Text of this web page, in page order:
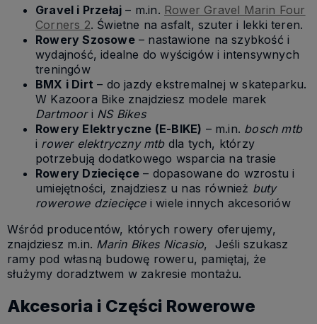
Gravel i Przełaj – m.in. Rower Gravel Marin Four
Corners 2. Świetne na asfalt, szuter i lekki teren.
Rowery Szosowe– nastawione na szybkość i
wydajność, idealne do wyścigów i intensywnych
treningów
BMX i Dirt – do jazdy ekstremalnej w skateparku.
W Kazoora Bike znajdziesz modele marek
Dartmoori NS Bikes
Rowery Elektryczne (E-BIKE) – m.in. bosch mtb
i rower elektryczny mtbdla tych, którzy
potrzebują dodatkowego wsparcia na trasie
Rowery Dziecięce – dopasowane do wzrostu i
umiejętności, znajdziesz u nas również buty
rowerowe dziecięcei wiele innych akcesoriów
Wśród producentów, których rowery oferujemy,
znajdziesz m.in. Marin Bikes Nicasio, Jeśli szukasz
ramy pod własną budowę roweru, pamiętaj, że
służymy doradztwem w zakresie montażu.
Akcesoria i Części Rowerowe